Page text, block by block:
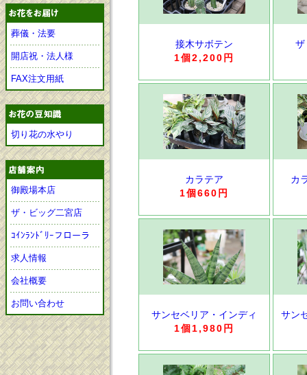
葬儀・法要
開店祝・法人様
FAX注文用紙
切り花の水やり
御殿場本店
ザ・ビッグ二宮店
ｺｲﾝﾗﾝﾄﾞﾘｰフローラ
求人情報
会社概要
お問い合わせ
接木サボテン
1個2,200円
ザ
カラテア
1個660円
カ
サンセベリア・インディ
1個1,980円
サン